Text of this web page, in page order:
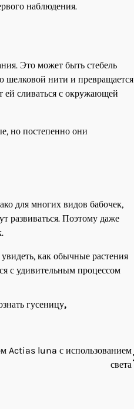
наблюдения.
Это может быть стебель
шелковой нити и превращается
ей сливаться с окружающей
но постепенно они
для многих видов бабочек,
развиваться. Поэтому даже
как обычные растения
с удивительным процессом
гусеницу,
Actias luna с использованием
света